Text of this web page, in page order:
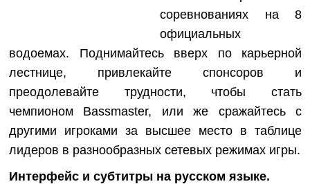
соревнованиях на 8
официальных
водоемах. Поднимайтесь вверх по карьерной
лестнице, привлекайте спонсоров и
преодолевайте трудности, чтобы стать
чемпионом Bassmaster, или же сражайтесь с
другими игроками за высшее место в таблице
лидеров в разнообразных сетевых режимах игры.
Интерфейс и субтитры на русском языке.